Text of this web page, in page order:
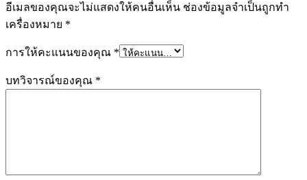
อีเมลของคุณจะไม่แสดงให้คนอื่นเห็น ช่องข้อมูลจำเป็นถูกทำ
เครื่องหมาย *
การให้คะแนนของคุณ *
บทวิจารณ์ของคุณ *